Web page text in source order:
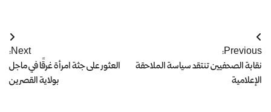
Previous:
نقابة الصحفيين تنتقد سياسة الملاحقة
الإعلامية
Next:
العثور على جثة امرأة غرقًا في ماجل
بولاية القصرين